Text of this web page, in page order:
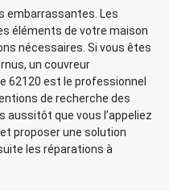
embarrassantes. Les
éléments de votre maison
nécessaires. Si vous êtes
un couvreur
62120 est le professionnel
de recherche des
aussitôt que vous l’appeliez
proposer une solution
les réparations à